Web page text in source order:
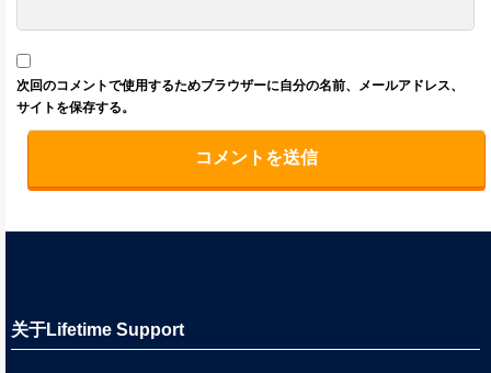
次回のコメントで使用するためブラウザーに自分の名前、メールアドレス、
サイトを保存する。
关于Lifetime Support